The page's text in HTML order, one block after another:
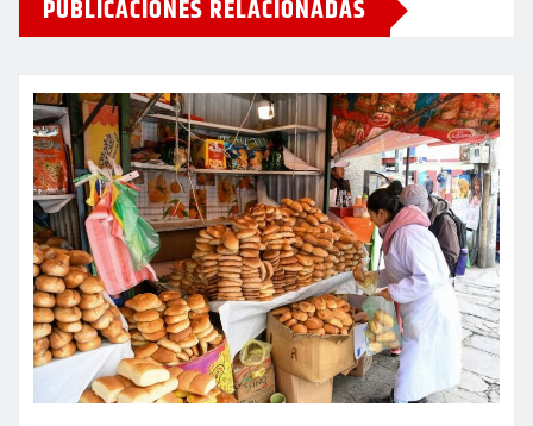
PUBLICACIONES RELACIONADAS